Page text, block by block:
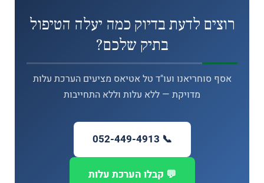
רוצים לדעת בדיוק כמה יעלה הטיפול
בתיק שלכם?
אסף סוחריאנו ועו"ד טל אטיאס מציעים הערכת עלות
מדויקת — ללא עלות וללא התחייבות
📞 052-449-4913
💬 קבלו הערכת עלות